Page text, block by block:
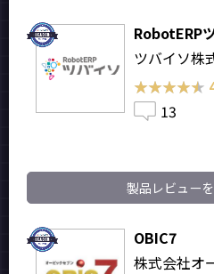
RobotERP
ツバイソ株
★★★★★
★★★★★
13
製品レビュー
OBIC7
株式会社オ